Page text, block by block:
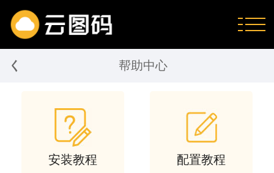
く 帮助中心
安装教程 配置教程